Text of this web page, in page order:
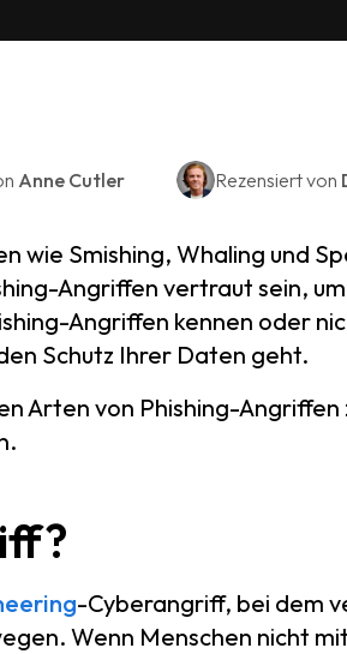
Anne Cutler Rezensiert von
wie Smishing, Whaling und
Angriffen vertraut sein,
Angriffen kennen oder
Schutz Ihrer Daten geht.
Arten von Phishing-
-Cyberangriff, bei dem
Wenn Menschen nicht